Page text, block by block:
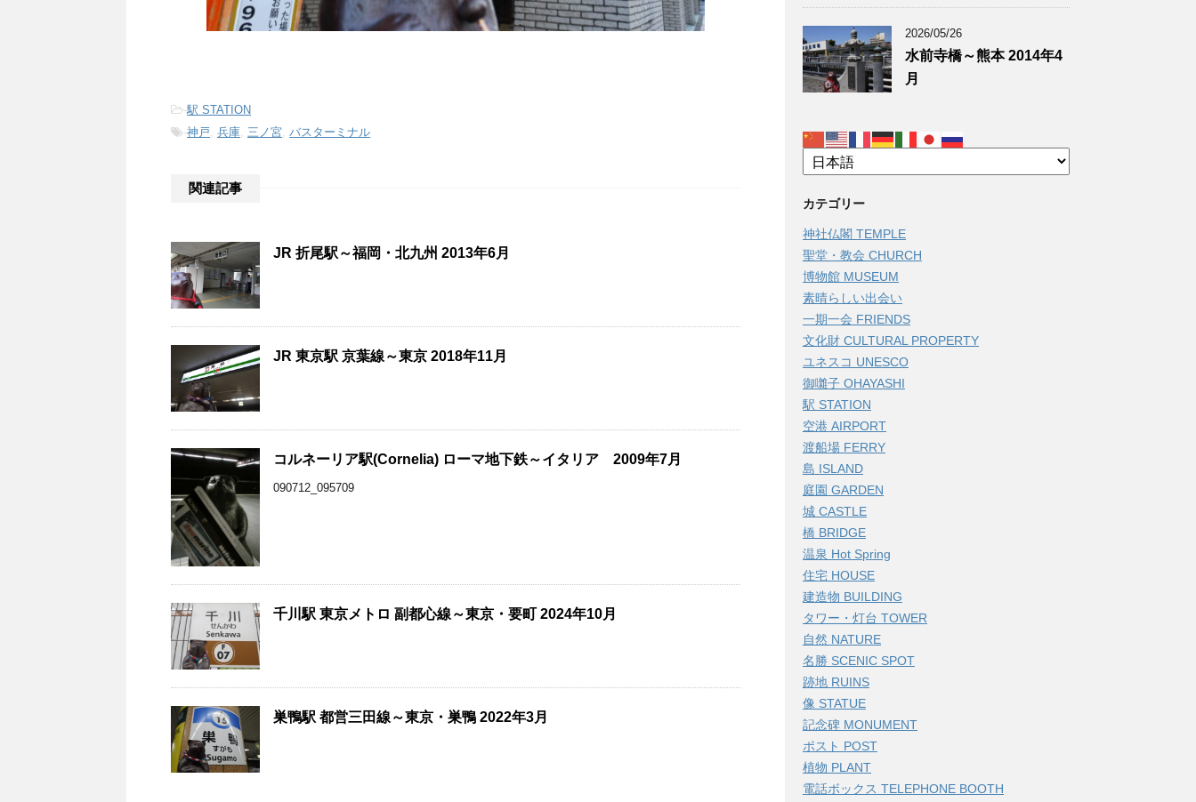
-駅 STATION
-神戸 兵庫 三ノ宮 バスターミナル
関連記事
JR 折尾駅～福岡・北九州 2013年6月
JR 東京駅 京葉線～東京 2018年11月
コルネーリア駅(Cornelia) ローマ地下鉄～イタリア 2009年7月
090712_095709
千川駅 東京メトロ 副都心線～東京・要町 2024年10月
巣鴨駅 都営三田線～東京・巣鴨 2022年3月
2026/05/26
水前寺橋～熊本 2014年4
月
カテゴリー
神社仏閣 TEMPLE
聖堂・教会 CHURCH
博物館 MUSEUM
素晴らしい出会い
一期一会 FRIENDS
文化財 CULTURAL PROPERTY
ユネスコ UNESCO
御囃子 OHAYASHI
駅 STATION
空港 AIRPORT
渡船場 FERRY
島 ISLAND
庭園 GARDEN
城 CASTLE
橋 BRIDGE
温泉 Hot Spring
住宅 HOUSE
建造物 BUILDING
タワー・灯台 TOWER
自然 NATURE
名勝 SCENIC SPOT
跡地 RUINS
像 STATUE
記念碑 MONUMENT
ポスト POST
植物 PLANT
電話ボックス TELEPHONE BOOTH